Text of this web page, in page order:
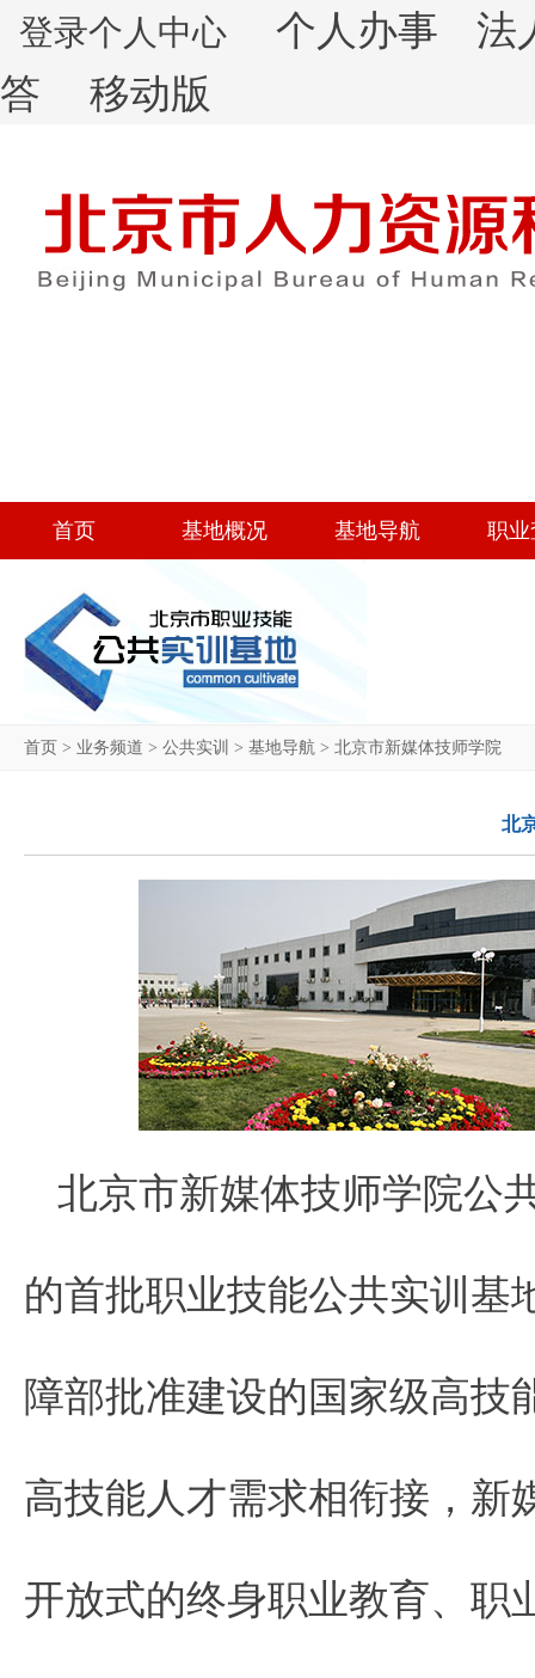
登录个人中心 个人办事
法
答
移动版
首页 基地概况 基地导航 职业
首页 > 业务频道 > 公共实训 > 基地导航 > 北京市新媒体技师学院
北
北京市新媒体技师学院公
的首批职业技能公共实训基
障部批准建设的国家级高技
高技能人才需求相衔接，新
开放式的终身职业教育、职